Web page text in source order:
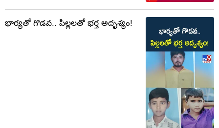
భార్యతో గొడవ.. పిల్లలతో భర్త అదృశ్యం!